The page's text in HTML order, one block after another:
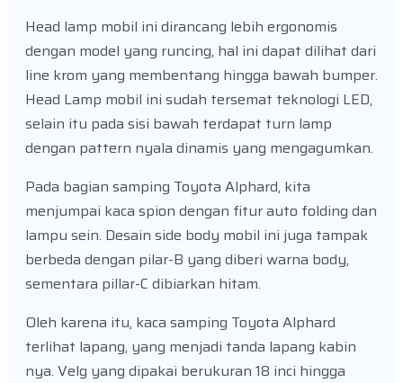
Head lamp mobil ini dirancang lebih ergonomis
dengan model yang runcing, hal ini dapat dilihat dari
line krom yang membentang hingga bawah bumper.
Head Lamp mobil ini sudah tersemat teknologi LED,
selain itu pada sisi bawah terdapat turn lamp
dengan pattern nyala dinamis yang mengagumkan.
Pada bagian samping Toyota Alphard, kita
menjumpai kaca spion dengan fitur auto folding dan
lampu sein. Desain side body mobil ini juga tampak
berbeda dengan pilar-B yang diberi warna body,
sementara pillar-C dibiarkan hitam.
Oleh karena itu, kaca samping Toyota Alphard
terlihat lapang, yang menjadi tanda lapang kabin
nya. Velg yang dipakai berukuran 18 inci hingga